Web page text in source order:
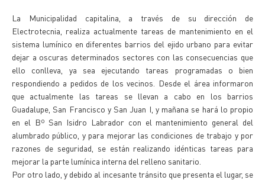
La Municipalidad capitalina, a través de su dirección de
Electrotecnia, realiza actualmente tareas de mantenimiento en el
sistema lumínico en diferentes barrios del ejido urbano para evitar
dejar a oscuras determinados sectores con las consecuencias que
ello conlleva, ya sea ejecutando tareas programadas o bien
respondiendo a pedidos de los vecinos. Desde el área informaron
que actualmente las tareas se llevan a cabo en los barrios
Guadalupe, San Francisco y San Juan I, y mañana se hará lo propio
en el Bº San Isidro Labrador con el mantenimiento general del
alumbrado público, y para mejorar las condiciones de trabajo y por
razones de seguridad, se están realizando idénticas tareas para
mejorar la parte lumínica interna del relleno sanitario.
Por otro lado, y debido al incesante tránsito que presenta el lugar, se